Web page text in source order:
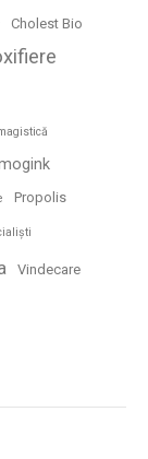
Cholest Bio
Propolis
Vindecare